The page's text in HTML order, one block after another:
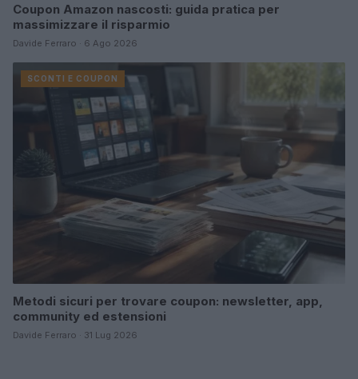
Coupon Amazon nascosti: guida pratica per
massimizzare il risparmio
Davide Ferraro · 6 Ago 2026
SCONTI E COUPON
Metodi sicuri per trovare coupon: newsletter, app,
community ed estensioni
Davide Ferraro · 31 Lug 2026